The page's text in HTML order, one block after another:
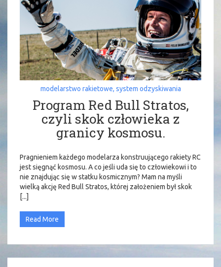
modelarstwo rakietowe, system odzyskiwania
Program Red Bull Stratos,
czyli skok człowieka z
granicy kosmosu.
Pragnieniem każdego modelarza konstruującego rakiety RC
jest sięgnąć kosmosu. A co jeśli uda się to człowiekowi i to
nie znajdując się w statku kosmicznym? Mam na myśli
wielką akcję Red Bull Stratos, której założeniem był skok
[...]
Read More